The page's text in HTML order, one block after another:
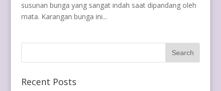
susunan bunga yang sangat indah saat dipandang oleh
mata. Karangan bunga ini...
Recent Posts